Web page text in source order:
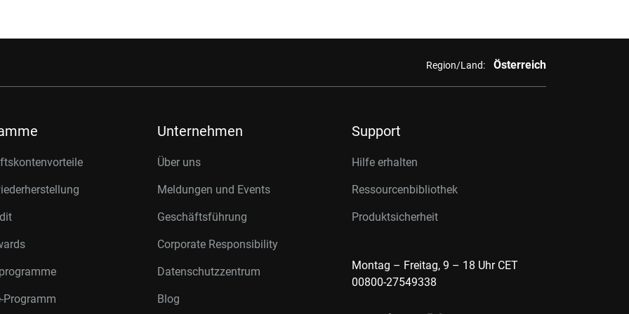
Region/Land: Österreich
Programm
Unternehmen
Über uns
Meldungen und Events
Geschäftsführung
Corporate Responsibility
Datenschutzzentrum
Blog
Support
Hilfe erhalten
Ressourcenbibliothek
Produktsicherheit
Montag – Freitag, 9 – 18 Uhr CET
00800-27549338